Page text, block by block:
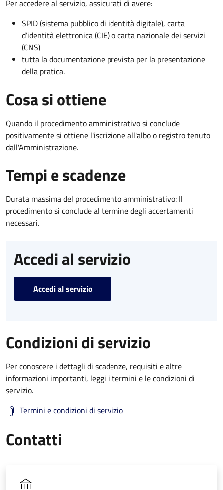
Per accedere al servizio, assicurati di avere:
SPID (sistema pubblico di identità digitale), carta
d’identità elettronica (CIE) o carta nazionale dei servizi
(CNS)
tutta la documentazione prevista per la presentazione
della pratica.
Cosa si ottiene
Quando il procedimento amministrativo si conclude
positivamente si ottiene l'iscrizione all'albo o registro tenuto
dall'Amministrazione.
Tempi e scadenze
Durata massima del procedimento amministrativo: Il
procedimento si conclude al termine degli accertamenti
necessari.
Accedi al servizio
Accedi al servizio
Condizioni di servizio
Per conoscere i dettagli di scadenze, requisiti e altre
informazioni importanti, leggi i termini e le condizioni di
servizio.
Termini e condizioni di servizio
Contatti